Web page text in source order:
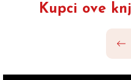
Kupci ove